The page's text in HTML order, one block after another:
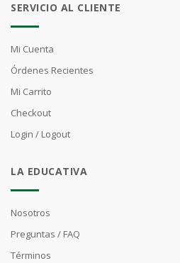
SERVICIO AL CLIENTE
Mi Cuenta
Órdenes Recientes
Mi Carrito
Checkout
Login / Logout
LA EDUCATIVA
Nosotros
Preguntas / FAQ
Términos